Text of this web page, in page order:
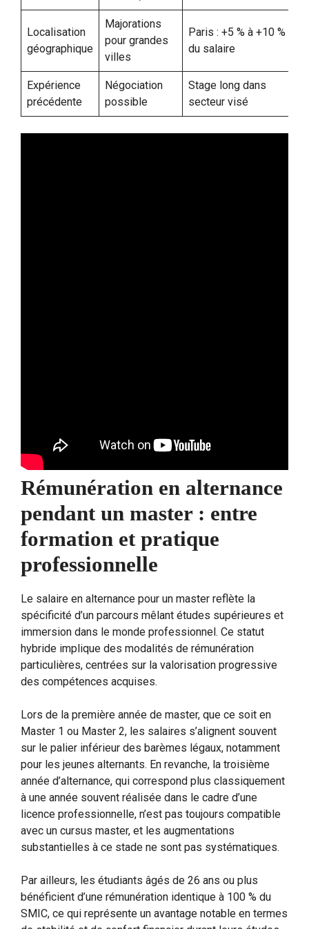
Localisation
géographique
Majorations
pour grandes
villes
Paris : +5 % à +10 %
du salaire
Expérience
précédente
Négociation
possible
Stage long dans
secteur visé
Rémunération en alternance
pendant un master : entre
formation et pratique
professionnelle
Le salaire en alternance pour un master reflète la
spécificité d’un parcours mêlant études supérieures et
immersion dans le monde professionnel. Ce statut
hybride implique des modalités de rémunération
particulières, centrées sur la valorisation progressive
des compétences acquises.
Lors de la première année de master, que ce soit en
Master 1 ou Master 2, les salaires s’alignent souvent
sur le palier inférieur des barèmes légaux, notamment
pour les jeunes alternants. En revanche, la troisième
année d’alternance, qui correspond plus classiquement
à une année souvent réalisée dans le cadre d’une
licence professionnelle, n’est pas toujours compatible
avec un cursus master, et les augmentations
substantielles à ce stade ne sont pas systématiques.
Par ailleurs, les étudiants âgés de 26 ans ou plus
bénéficient d’une rémunération identique à 100 % du
SMIC, ce qui représente un avantage notable en termes